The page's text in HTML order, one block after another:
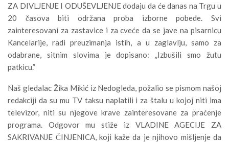
ZA DIVLJENJE I ODUŠEVLJENJE dodaju da će danas na Trgu u
20 časova biti održana proba izborne pobede. Svi
zainteresovani za zastavice i za cveće da se jave na pisarnicu
Kancelarije, radi preuzimanja istih, a u zaglavlju, samo za
odabrane, sitnim slovima je dopisano: „Izbušili smo žutu
patkicu.”
Naš gledalac Žika Mikić iz Nedogleda, požalio se pismom našoj
redakciji da su mu TV taksu naplatili i za štalu u kojoj niti ima
televizor, niti su njegove krave zainteresovane za praćenje
programa. Odgovor mu stiže iz VLADINE AGECIJE ZA
SAKRIVANJE ČINJENICA, koji kaže da je njihovo mišljenje da